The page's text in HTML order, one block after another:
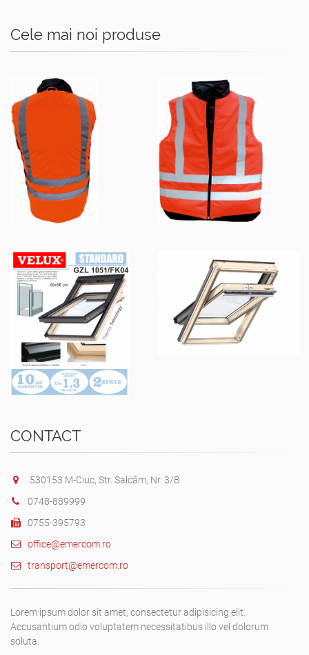
Cele mai noi produse
CONTACT
530153 M-Ciuc, Str. Salcâm, Nr. 3/B
0748-889999
0755-395793
office@emercom.ro
transport@emercom.ro
Lorem ipsum dolor sit amet, consectetur adipisicing elit.
Accusantium odio voluptatem necessitatibus illo vel dolorum
soluta.